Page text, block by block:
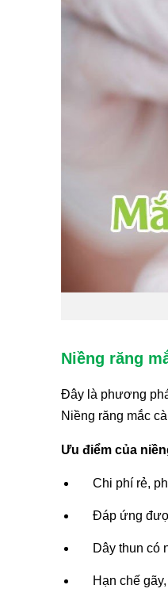
Niềng răng
Đây là phương
Niềng răng mắc
Ưu điểm của
Chi phí rẻ,
Đáp ứng
Dây thun có
Hạn chế